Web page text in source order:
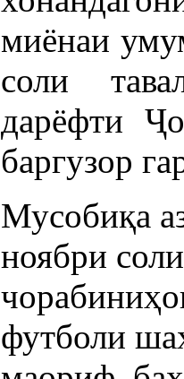
миёнаи
соли
дарёфти
баргузор
Мусобиқа
ноябри
футболи